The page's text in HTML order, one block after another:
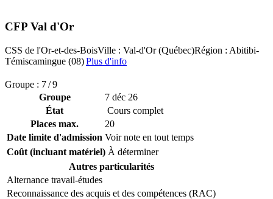
CFP Val d'Or
CSS de l'Or-et-des-BoisVille : Val-d'Or (Québec)Région : Abitibi-
Témiscamingue (08)Plus d'info
Groupe : 7 / 9
Groupe
7 déc 26
État
Cours complet
Places max.
20
Date limite d'admission Voir note en tout temps
Coût (incluant matériel) À déterminer
Autres particularités
Alternance travail-études
Reconnaissance des acquis et des compétences (RAC)